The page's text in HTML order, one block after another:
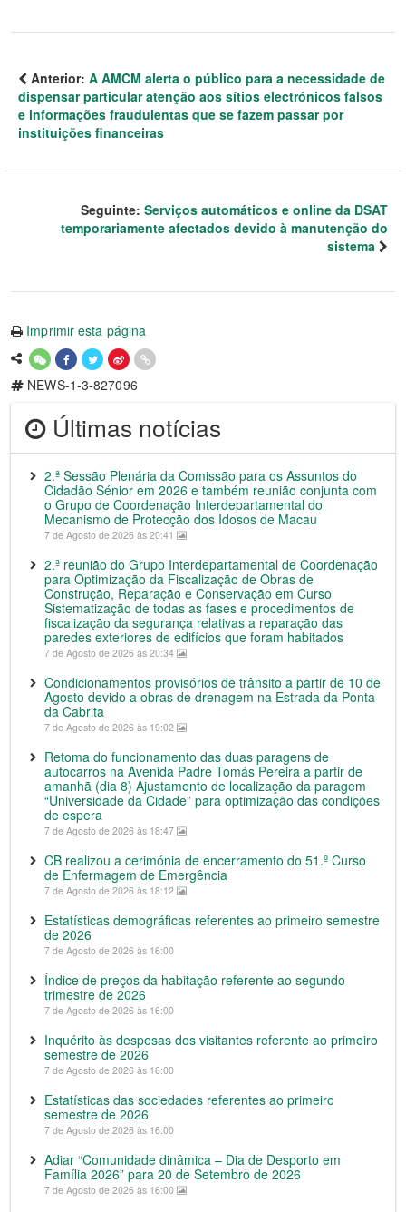
Anterior: A AMCM alerta o público para a necessidade de
dispensar particular atenção aos sítios electrónicos falsos
e informações fraudulentas que se fazem passar por
instituições financeiras
Seguinte: Serviços automáticos e online da DSAT
temporariamente afectados devido à manutenção do
sistema
Imprimir esta página
NEWS-1-3-827096
Últimas notícias
2.ª Sessão Plenária da Comissão para os Assuntos do
Cidadão Sénior em 2026 e também reunião conjunta com
o Grupo de Coordenação Interdepartamental do
Mecanismo de Protecção dos Idosos de Macau
7 de Agosto de 2026 às 20:41
2.ª reunião do Grupo Interdepartamental de Coordenação
para Optimização da Fiscalização de Obras de
Construção, Reparação e Conservação em Curso
Sistematização de todas as fases e procedimentos de
fiscalização da segurança relativas a reparação das
paredes exteriores de edifícios que foram habitados
7 de Agosto de 2026 às 20:34
Condicionamentos provisórios de trânsito a partir de 10 de
Agosto devido a obras de drenagem na Estrada da Ponta
da Cabrita
7 de Agosto de 2026 às 19:02
Retoma do funcionamento das duas paragens de
autocarros na Avenida Padre Tomás Pereira a partir de
amanhã (dia 8) Ajustamento de localização da paragem
“Universidade da Cidade” para optimização das condições
de espera
7 de Agosto de 2026 às 18:47
CB realizou a cerimónia de encerramento do 51.º Curso
de Enfermagem de Emergência
7 de Agosto de 2026 às 18:12
Estatísticas demográficas referentes ao primeiro semestre
de 2026
7 de Agosto de 2026 às 16:00
Índice de preços da habitação referente ao segundo
trimestre de 2026
7 de Agosto de 2026 às 16:00
Inquérito às despesas dos visitantes referente ao primeiro
semestre de 2026
7 de Agosto de 2026 às 16:00
Estatísticas das sociedades referentes ao primeiro
semestre de 2026
7 de Agosto de 2026 às 16:00
Adiar “Comunidade dinâmica – Dia de Desporto em
Família 2026” para 20 de Setembro de 2026
7 de Agosto de 2026 às 16:00